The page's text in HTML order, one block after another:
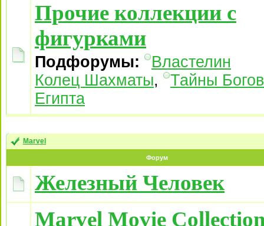
Прочие коллекции с
фигурками
Подфорумы:
Властелин
Колец Шахматы,
Тайны Богов
Египта
Marvel
Форум
Железный Человек
Marvel Movie